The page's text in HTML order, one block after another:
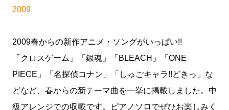
2009
2009春からの新作アニメ・ソングがいっぱい!!
「クロスゲーム」「銀魂」「BLEACH」「ONE
PIECE」「名探偵コナン」「しゅごキャラ!!どきっ」な
どなど、春からの新テーマ曲を一挙に掲載しました。中
級アレンジでの収載です。ピアノソロでぜひお楽しみく